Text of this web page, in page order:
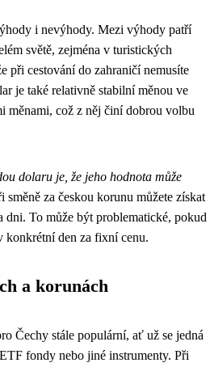
i nevýhody. Mezi výhody patří
světě, zejména v turistických
při cestování do zahraničí nemusíte
je také relativně stabilní měnou ve
měnami, což z něj činí dobrou volbu
dolaru je, že jeho hodnota může
směně za českou korunu můžete získat
dni. To může být problematické, pokud
konkrétní den za fixní cenu.
a korunách
Čechy stále populární, ať už se jedná
fondy nebo jiné instrumenty. Při